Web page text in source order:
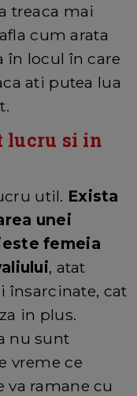
treaca mai
cum arata
în locul în care
ati putea lua
lucru si in
util. Exista
unei
femeia
, atat
însarcinate, cat
in plus.
nu sunt
vreme ce
va ramane cu